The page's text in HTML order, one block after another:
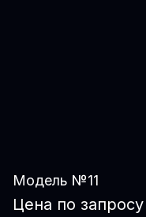
Модель №11
Цена по запросу